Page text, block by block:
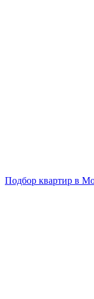
Подбор квартир в